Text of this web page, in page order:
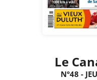
Le
N°48 -